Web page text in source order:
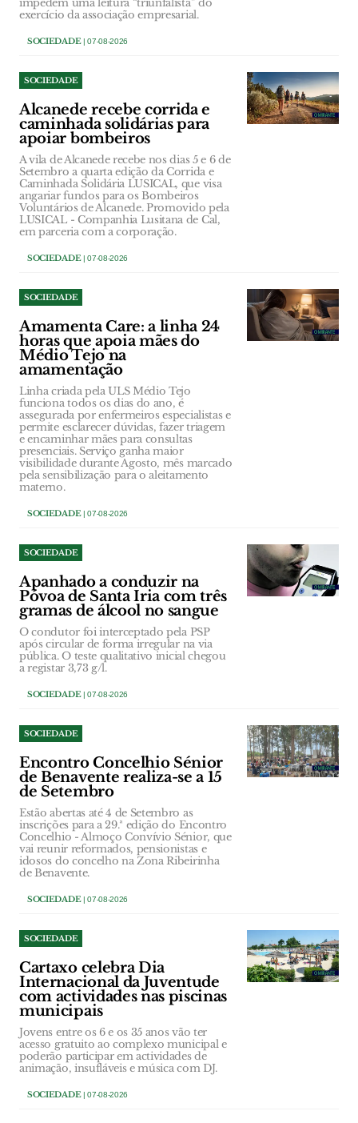
impedem uma leitura “triunfalista” do
exercício da associação empresarial.
SOCIEDADE| 07-08-2026
SOCIEDADE
Alcanede recebe corrida e
caminhada solidárias para
apoiar bombeiros
A vila de Alcanede recebe nos dias 5 e 6 de
Setembro a quarta edição da Corrida e
Caminhada Solidária LUSICAL, que visa
angariar fundos para os Bombeiros
Voluntários de Alcanede. Promovido pela
LUSICAL - Companhia Lusitana de Cal,
em parceria com a corporação.
SOCIEDADE| 07-08-2026
SOCIEDADE
Amamenta Care: a linha 24
horas que apoia mães do
Médio Tejo na
amamentação
Linha criada pela ULS Médio Tejo
funciona todos os dias do ano, é
assegurada por enfermeiros especialistas e
permite esclarecer dúvidas, fazer triagem
e encaminhar mães para consultas
presenciais. Serviço ganha maior
visibilidade durante Agosto, mês marcado
pela sensibilização para o aleitamento
materno.
SOCIEDADE| 07-08-2026
SOCIEDADE
Apanhado a conduzir na
Póvoa de Santa Iria com três
gramas de álcool no sangue
O condutor foi interceptado pela PSP
após circular de forma irregular na via
pública. O teste qualitativo inicial chegou
a registar 3,73 g/l.
SOCIEDADE| 07-08-2026
SOCIEDADE
Encontro Concelhio Sénior
de Benavente realiza-se a 15
de Setembro
Estão abertas até 4 de Setembro as
inscrições para a 29.ª edição do Encontro
Concelhio - Almoço Convívio Sénior, que
vai reunir reformados, pensionistas e
idosos do concelho na Zona Ribeirinha
de Benavente.
SOCIEDADE| 07-08-2026
SOCIEDADE
Cartaxo celebra Dia
Internacional da Juventude
com actividades nas piscinas
municipais
Jovens entre os 6 e os 35 anos vão ter
acesso gratuito ao complexo municipal e
poderão participar em actividades de
animação, insufláveis e música com DJ.
SOCIEDADE| 07-08-2026